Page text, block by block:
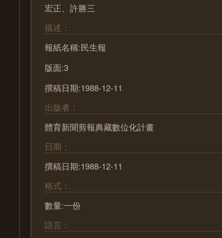
宏正、許勝三
描述：
報紙名稱:民生報
版面:3
撰稿日期:1988-12-11
出版者：
體育新聞剪報典藏數位化計畫
日期：
撰稿日期:1988-12-11
格式：
數量:一份
語言：